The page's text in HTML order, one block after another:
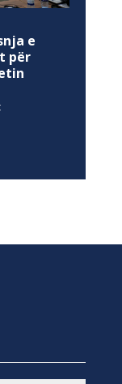
e
për